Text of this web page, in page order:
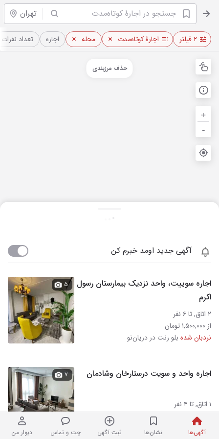
تهران
آگهی‌ها نشان‌ها ثبت آگهی چت و تماس دیوار من
۲ فیلتر اجارهٔ کوتاه‌مدت محله اجاره تعداد نفرات
+
-
حذف مرزبندی
آگهی جدید اومد خبرم کن
اجاره سوییت، واحد نزدیک بیمارستان رسول
اکرم
۲ اتاق, تا ۶ نفر
از ۱,۵۰۰,۰۰۰ تومان
نردبان شده بلو رنت در دریان‌نو
۵
اجاره واحد و سویت درستارخان وشادمان
۱ اتاق, تا ۴ نفر
طهران سوییت در دریان‌نو
۷